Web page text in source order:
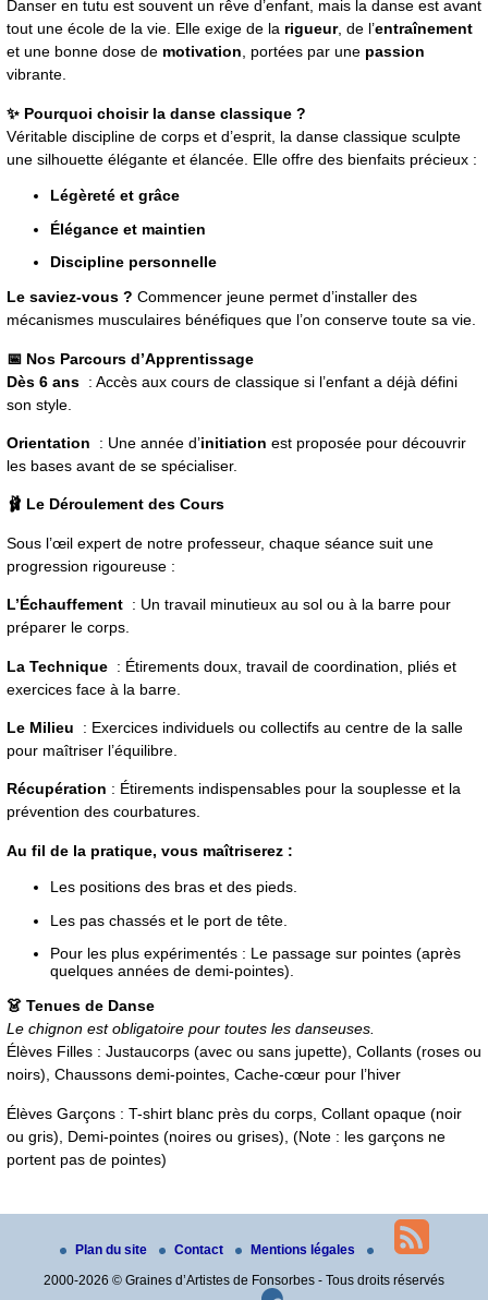
Danser en tutu est souvent un rêve d’enfant, mais la danse est avant
tout une école de la vie. Elle exige de la rigueur, de l’entraînement
et une bonne dose de motivation, portées par une passion
vibrante.
✨ Pourquoi choisir la danse classique ?
Véritable discipline de corps et d’esprit, la danse classique sculpte
une silhouette élégante et élancée. Elle offre des bienfaits précieux :
Légèreté et grâce
Élégance et maintien
Discipline personnelle
Le saviez-vous ? Commencer jeune permet d’installer des
mécanismes musculaires bénéfiques que l’on conserve toute sa vie.
📅 Nos Parcours d’Apprentissage
Dès 6 ans : Accès aux cours de classique si l’enfant a déjà défini
son style.
Orientation : Une année d’initiation est proposée pour découvrir
les bases avant de se spécialiser.
🩰 Le Déroulement des Cours
Sous l’œil expert de notre professeur, chaque séance suit une
progression rigoureuse :
L’Échauffement : Un travail minutieux au sol ou à la barre pour
préparer le corps.
La Technique : Étirements doux, travail de coordination, pliés et
exercices face à la barre.
Le Milieu
: Exercices individuels ou collectifs au centre de la salle
pour maîtriser l’équilibre.
Récupération : Étirements indispensables pour la souplesse et la
prévention des courbatures.
Au fil de la pratique, vous maîtriserez :
Les positions des bras et des pieds.
Les pas chassés et le port de tête.
Pour les plus expérimentés : Le passage sur pointes (après
quelques années de demi-pointes).
👗 Tenues de Danse
Le chignon est obligatoire pour toutes les danseuses.
Élèves Filles : Justaucorps (avec ou sans jupette), Collants (roses ou
noirs), Chaussons demi-pointes, Cache-cœur pour l’hiver
Élèves Garçons : T-shirt blanc près du corps, Collant opaque (noir
ou gris), Demi-pointes (noires ou grises), (Note : les garçons ne
portent pas de pointes)
Plan du site Contact
Mentions légales
2000-2026 © Graines d’Artistes de Fonsorbes - Tous droits réservés